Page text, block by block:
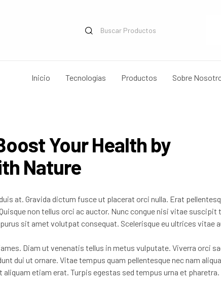
Inicio Tecnologías Productos Sobre
Your Health by
Nature
at. Gravida dictum fusce ut placerat orci nulla. Erat
non tellus orci ac auctor. Nunc congue nisi vitae suscipit
sit amet volutpat consequat. Scelerisque eu ultrices vitae
Diam ut venenatis tellus in metus vulputate. Viverra orci
dui ut ornare. Vitae tempus quam pellentesque nec nam
etiam erat. Turpis egestas sed tempus urna et pharetra.